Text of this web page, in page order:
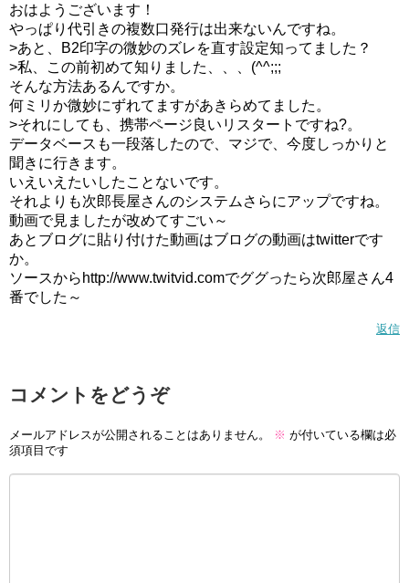
おはようございます！
やっぱり代引きの複数口発行は出来ないんですね。
>あと、B2印字の微妙のズレを直す設定知ってました？
>私、この前初めて知りました、、、(^^;;;
そんな方法あるんですか。
何ミリか微妙にずれてますがあきらめてました。
>それにしても、携帯ページ良いリスタートですね?。
データベースも一段落したので、マジで、今度しっかりと
聞きに行きます。
いえいえたいしたことないです。
それよりも次郎長屋さんのシステムさらにアップですね。
動画で見ましたが改めてすごい～
あとブログに貼り付けた動画はブログの動画はtwitterです
か。
ソースからhttp://www.twitvid.comでググったら次郎屋さん4
番でした～
返信
コメントをどうぞ
メールアドレスが公開されることはありません。 ※ が付いている欄は必
須項目です